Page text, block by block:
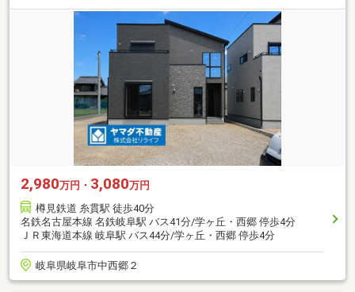
2,980万円・ 3,080万円
樽見鉄道 糸貫駅 徒歩40分
名鉄名古屋本線 名鉄岐阜駅 バス41分/学ヶ丘・西郷 停歩4分
ＪＲ東海道本線 岐阜駅 バス44分/学ヶ丘・西郷 停歩4分
岐阜県岐阜市中西郷２